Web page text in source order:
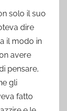
solo il suo
dire
il modo in
avere
pensare,
gli
fatto